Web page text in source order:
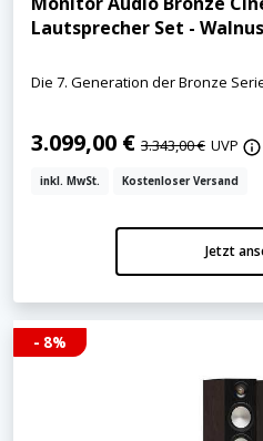
Lautsprecher Set -
Die 7. Generation der Bronze
3.099,00 € 3.343,00 € UVP
inkl. MwSt. Kostenloser Versand
Jetzt
- 8%